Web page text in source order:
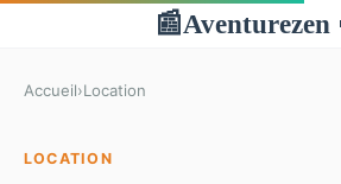
📰Aventurezen
Accueil›Location
LOCATION